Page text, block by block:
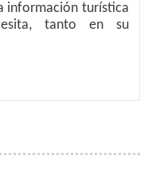
información turística
tanto en su